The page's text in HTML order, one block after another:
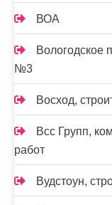
ВОА
Вологодское
№3
Восход,
Всс Групп,
работ
Вудстоун,